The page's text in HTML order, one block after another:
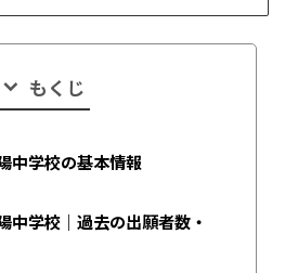
もくじ
中学校の基本情報
中学校｜過去の出願者数・